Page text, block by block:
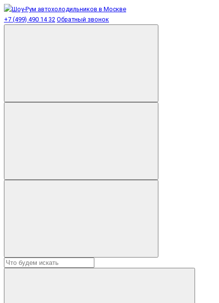
+7 (499) 490 14 32 Обратный звонок